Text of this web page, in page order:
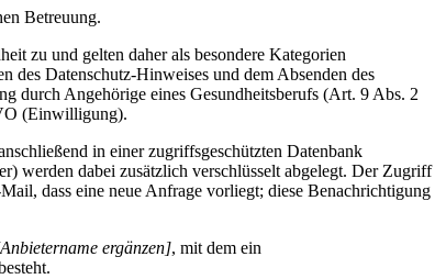
Betreuung.
zu und gelten daher als besondere Kategorien
Datenschutz-Hinweises und dem Absenden des
durch Angehörige eines Gesundheitsberufs (Art. 9 Abs. 2
(Einwilligung).
in einer zugriffsgeschützten Datenbank
werden dabei zusätzlich verschlüsselt abgelegt. Der Zugriff
dass eine neue Anfrage vorliegt; diese Benachrichtigung
ergänzen], mit dem ein